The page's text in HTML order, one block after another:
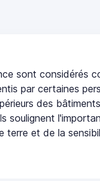
sont considérés
par certaines
des
soulignent
terre et de la